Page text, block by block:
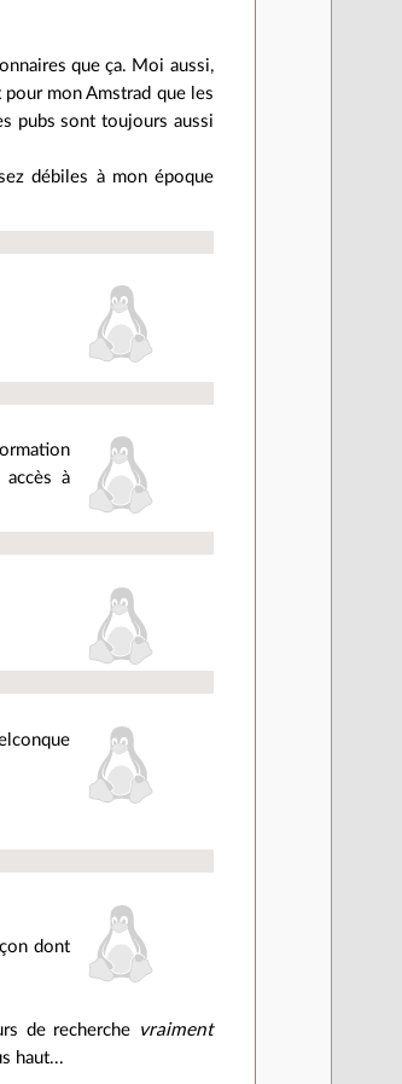
que ça. Moi aussi,
mon Amstrad que les
pubs sont toujours aussi
débiles à mon époque
accès à
dont
de recherche vraiment
haut...